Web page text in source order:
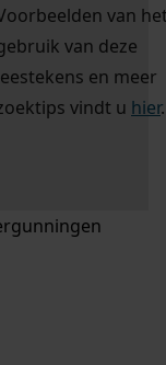
van
van deze
en meer
vindt u hier.